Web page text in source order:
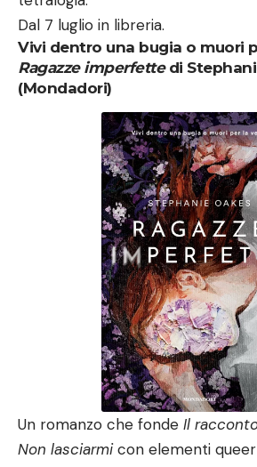
Dal 7 luglio in libreria.
Vivi dentro una bugia o muori
Ragazze imperfettedi
(Mondadori)
Un romanzo che fonde Il
Non lasciarmicon elementi